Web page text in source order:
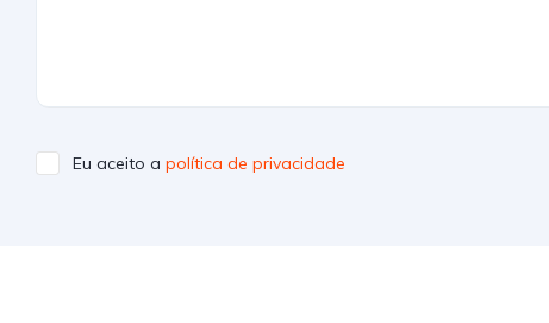
Eu aceito a política de privacidade